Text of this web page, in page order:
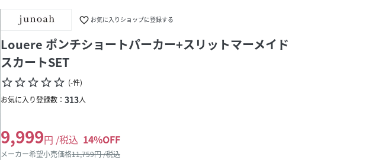
favorite_border お気に入りショップに登録する
Louere ポンチショートパーカー+スリットマーメイド
スカートSET
star_borderstar_borderstar_borderstar_borderstar_border (-件)
お気に入り登録数： 313人
9,999円 /税込 14%OFF
メーカー希望小売価格11,759円 /税込